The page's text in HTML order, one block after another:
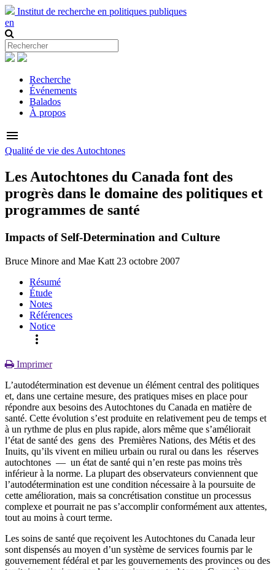
Institut de recherche en politiques publiques
en
Recherche
Événements
Balados
À propos
menu
Qualité de vie des Autochtones
Les Autochtones du Canada font des
progrès dans le domaine des politiques et
programmes de santé
Impacts of Self-Determination and Culture
Bruce Minore and Mae Katt 23 octobre 2007
Résumé
Étude
Notes
Références
Notice
more_vert
Imprimer
L’autodétermination est devenue un élément central des politiques
et, dans une certaine mesure, des pratiques mises en place pour
répondre aux besoins des Autochtones du Canada en matière de
santé. Cette évolution s’est produite en relativement peu de temps et
à un rythme de plus en plus rapide, alors même que s’améliorait
l’état de santé des gens des Premières Nations, des Métis et des
Inuits, qu’ils vivent en milieu urbain ou rural ou dans les réserves
autochtones — un état de santé qui n’en reste pas moins très
inférieur à la norme. La plupart des observateurs conviennent que
l’autodétermination est une condition nécessaire à la poursuite de
cette amélioration, mais sa concrétisation constitue un processus
complexe et pourrait ne pas s’accomplir conformément aux attentes,
tout au moins à court terme.
Les soins de santé que reçoivent les Autochtones du Canada leur
sont dispensés au moyen d’un système de services fournis par le
gouvernement fédéral et par les gouvernements des provinces ou des